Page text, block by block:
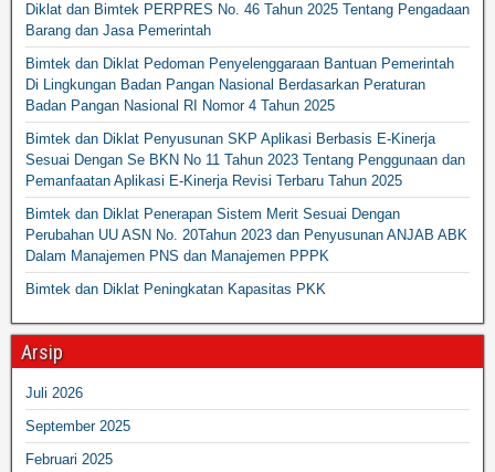
Diklat dan Bimtek PERPRES No. 46 Tahun 2025 Tentang Pengadaan
Barang dan Jasa Pemerintah
Bimtek dan Diklat Pedoman Penyelenggaraan Bantuan Pemerintah
Di Lingkungan Badan Pangan Nasional Berdasarkan Peraturan
Badan Pangan Nasional RI Nomor 4 Tahun 2025
Bimtek dan Diklat Penyusunan SKP Aplikasi Berbasis E-Kinerja
Sesuai Dengan Se BKN No 11 Tahun 2023 Tentang Penggunaan dan
Pemanfaatan Aplikasi E-Kinerja Revisi Terbaru Tahun 2025
Bimtek dan Diklat Penerapan Sistem Merit Sesuai Dengan
Perubahan UU ASN No. 20Tahun 2023 dan Penyusunan ANJAB ABK
Dalam Manajemen PNS dan Manajemen PPPK
Bimtek dan Diklat Peningkatan Kapasitas PKK
Arsip
Juli 2026
September 2025
Februari 2025